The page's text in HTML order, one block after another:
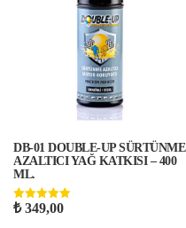
DB-01 DOUBLE-UP SÜRTÜNME
AZALTICI YAĞ KATKISI – 400
ML.
5 üzerinden
₺349,00